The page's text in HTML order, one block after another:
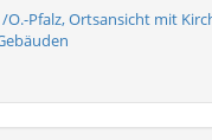
O.-Pfalz, Ortsansicht mit